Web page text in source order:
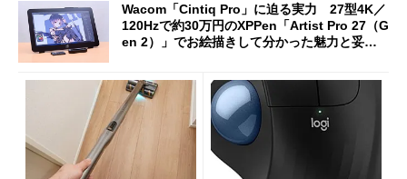
Wacom「Cintiq Pro」に迫る実力 27型4K／
120Hzで約30万円のXPPen「Artist Pro 27（G
en 2）」でお絵描きして分かった魅力と妥協